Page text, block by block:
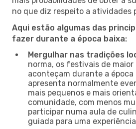
no que diz respeito a atividades
Aqui estão algumas das
fazer durante a época baixa:
Mergulhar nas tradições
norma, os festivais de maior
aconteçam durante a época
apresenta normalmente
mais pequenos e mais
comunidade, com menos
participar numa aula de
guiada para uma